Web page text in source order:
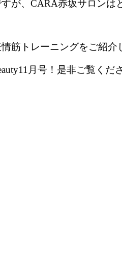
が、CARA赤坂サロンは
筋トレーニングをご紹介
月号！是非ご覧くださ